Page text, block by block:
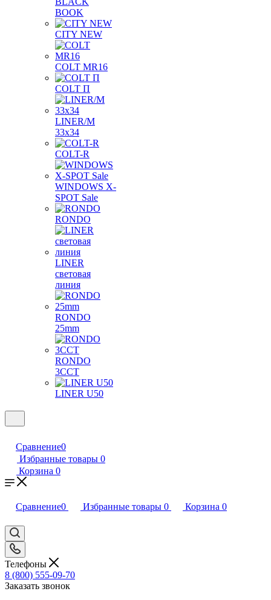
BOOK
CITY NEW
COLT MR16
COLT П
LINER/М
33х34
COLT-R
WINDOWS X-
SPOT Sale
RONDO
LINER
световая
линия
RONDO
25mm
RONDO
3CCT
LINER U50
Сравнение0
Избранные товары 0
Корзина 0
Сравнение0 Избранные товары 0 Корзина 0
Телефоны
8 (800) 555-09-70
Заказать звонок